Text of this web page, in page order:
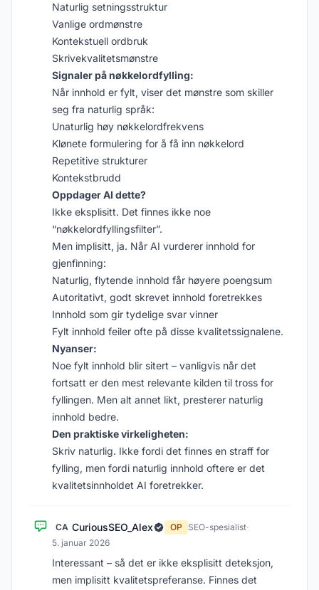
Naturlig setningsstruktur
Vanlige ordmønstre
Kontekstuell ordbruk
Skrivekvalitetsmønstre
Signaler på nøkkelordfylling:
Når innhold er fylt, viser det mønstre som skiller
seg fra naturlig språk:
Unaturlig høy nøkkelordfrekvens
Klønete formulering for å få inn nøkkelord
Repetitive strukturer
Kontekstbrudd
Oppdager AI dette?
Ikke eksplisitt. Det finnes ikke noe
“nøkkelordfyllingsfilter”.
Men implisitt, ja. Når AI vurderer innhold for
gjenfinning:
Naturlig, flytende innhold får høyere poengsum
Autoritativt, godt skrevet innhold foretrekkes
Innhold som gir tydelige svar vinner
Fylt innhold feiler ofte på disse kvalitetssignalene.
Nyanser:
Noe fylt innhold blir sitert – vanligvis når det
fortsatt er den mest relevante kilden til tross for
fyllingen. Men alt annet likt, presterer naturlig
innhold bedre.
Den praktiske virkeligheten:
Skriv naturlig. Ikke fordi det finnes en straff for
fylling, men fordi naturlig innhold oftere er det
kvalitetsinnholdet AI foretrekker.
CA CuriousSEO_Alex OP SEO-spesialist·
5. januar 2026
Interessant – så det er ikke eksplisitt deteksjon,
men implisitt kvalitetspreferanse. Finnes det